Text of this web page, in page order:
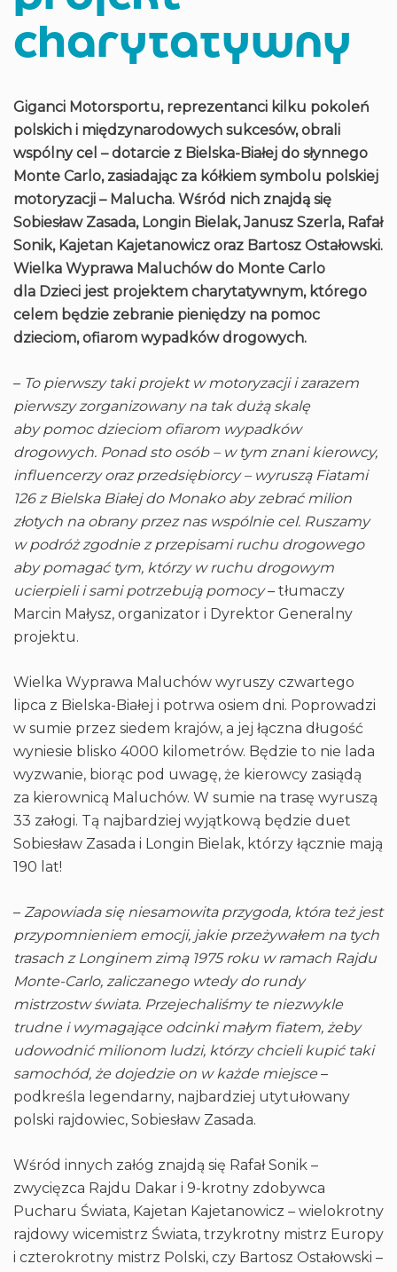
charytatywny
Giganci Motorsportu, reprezentanci kilku pokoleń
polskich i międzynarodowych sukcesów, obrali
wspólny cel – dotarcie z Bielska-Białej do słynnego
Monte Carlo, zasiadając za kółkiem symbolu polskiej
motoryzacji – Malucha. Wśród nich znajdą się
Sobiesław Zasada, Longin Bielak, Janusz Szerla, Rafał
Sonik, Kajetan Kajetanowicz oraz Bartosz Ostałowski.
Wielka Wyprawa Maluchów do Monte Carlo
dla Dzieci jest projektem charytatywnym, którego
celem będzie zebranie pieniędzy na pomoc
dzieciom, ofiarom wypadków drogowych.
– To pierwszy taki projekt w motoryzacji i zarazem
pierwszy zorganizowany na tak dużą skalę
aby pomoc dzieciom ofiarom wypadków
drogowych. Ponad sto osób – w tym znani kierowcy,
influencerzy oraz przedsiębiorcy – wyruszą Fiatami
126 z Bielska Białej do Monako aby zebrać milion
złotych na obrany przez nas wspólnie cel. Ruszamy
w podróż zgodnie z przepisami ruchu drogowego
aby pomagać tym, którzy w ruchu drogowym
ucierpieli i sami potrzebują pomocy– tłumaczy
Marcin Małysz, organizator i Dyrektor Generalny
projektu.
Wielka Wyprawa Maluchów wyruszy czwartego
lipca z Bielska-Białej i potrwa osiem dni. Poprowadzi
w sumie przez siedem krajów, a jej łączna długość
wyniesie blisko 4000 kilometrów. Będzie to nie lada
wyzwanie, biorąc pod uwagę, że kierowcy zasiądą
za kierownicą Maluchów. W sumie na trasę wyruszą
33 załogi. Tą najbardziej wyjątkową będzie duet
Sobiesław Zasada i Longin Bielak, którzy łącznie mają
190 lat!
– Zapowiada się niesamowita przygoda, która też jest
przypomnieniem emocji, jakie przeżywałem na tych
trasach z Longinem zimą 1975 roku w ramach Rajdu
Monte-Carlo, zaliczanego wtedy do rundy
mistrzostw świata. Przejechaliśmy te niezwykle
trudne i wymagające odcinki małym fiatem, żeby
udowodnić milionom ludzi, którzy chcieli kupić taki
samochód, że dojedzie on w każde miejsce –
podkreśla legendarny, najbardziej utytułowany
polski rajdowiec, Sobiesław Zasada.
Wśród innych załóg znajdą się Rafał Sonik –
zwycięzca Rajdu Dakar i 9-krotny zdobywca
Pucharu Świata, Kajetan Kajetanowicz – wielokrotny
rajdowy wicemistrz Świata, trzykrotny mistrz Europy
i czterokrotny mistrz Polski, czy Bartosz Ostałowski –